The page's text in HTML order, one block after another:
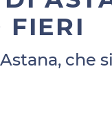
FIERI
che